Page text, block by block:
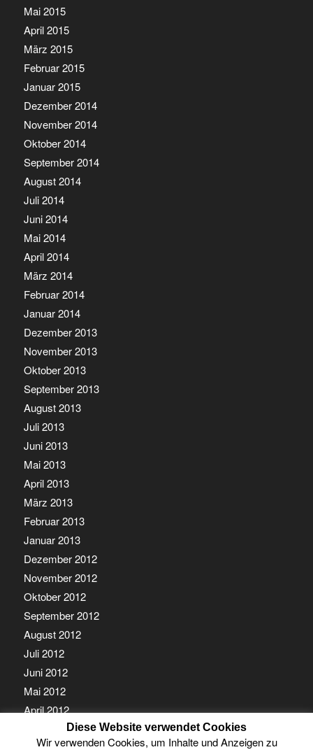
Mai 2015
April 2015
März 2015
Februar 2015
Januar 2015
Dezember 2014
November 2014
Oktober 2014
September 2014
August 2014
Juli 2014
Juni 2014
Mai 2014
April 2014
März 2014
Februar 2014
Januar 2014
Dezember 2013
November 2013
Oktober 2013
September 2013
August 2013
Juli 2013
Juni 2013
Mai 2013
April 2013
März 2013
Februar 2013
Januar 2013
Dezember 2012
November 2012
Oktober 2012
September 2012
August 2012
Juli 2012
Juni 2012
Mai 2012
April 2012
März 2012
Februar 2012
Diese Website verwendet Cookies
Wir verwenden Cookies, um Inhalte und Anzeigen zu